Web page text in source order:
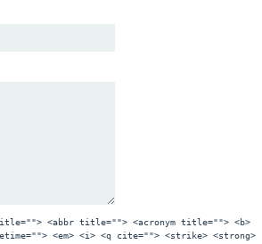
<abbr title=""> <acronym title=""> <b>
<em> <i> <q cite=""> <strike> <strong>